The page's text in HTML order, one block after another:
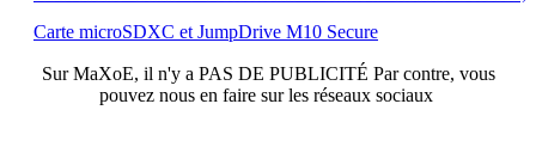
Carte microSDXC et JumpDrive M10 Secure
SurMaXoE, il n'y a PAS DE PUBLICITÉ Par contre, vous
pouvez nous en faire sur les réseaux sociaux